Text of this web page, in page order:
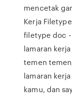
mencetak
Kerja
filetype doc -
lamaran
temen
lamaran
kamu, dan